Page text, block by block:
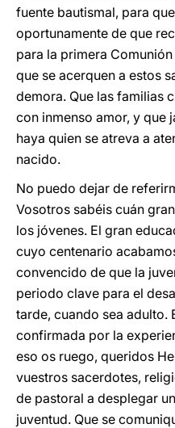
fuente bautismal, para
oportunamente de que
para la primera
que se acerquen a estos
demora. Que las familias
con inmenso amor, y que
haya quien se atreva a
nacido.
No puedo dejar de
Vosotros sabéis cuán
los jóvenes. El gran
cuyo centenario
convencido de que la
periodo clave para el
tarde, cuando sea adulto.
confirmada por la
eso os ruego, queridos
vuestros sacerdotes,
de pastoral a desplegar
juventud. Que se